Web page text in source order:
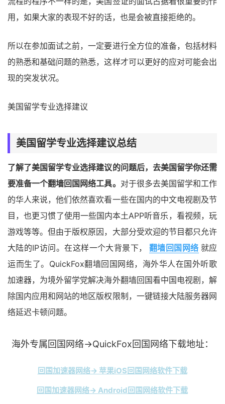
用，如果大家的表现不好的话，也是会被直接拒绝的。
所以在参加面试之前，一定要进行全方位的准备，包括材料
的熟悉和基础问题的熟悉，这样才可以更好的应对可能会出
现的突发状况。
美国留学专业选择建议
美国留学专业选择建议总结
了解了美国留学专业选择建议的问题后，去美国留学你还需
要准备一个翻墙回国网络工具。 对于很多去美国留学和工作
的华人来说，他们依然喜欢看一些在国内的中文电视剧及节
目，也更习惯了使用一些国内本土APP听音乐，看视频，玩
游戏等等。但由于版权原因，大部分受欢迎的节目都只允许
大陆的IP访问。在这样一个大背景下，
翻墙回国网络 就应
运而生了。QuickFox翻墙回国网络，海外华人在国外听歌
加速器，为境外留学党解决海外翻墙回国看中国电视剧，解
除国内应用和网站的地区版权限制，一键链接大陆服务器网
络延迟卡顿问题。
海外专属回国网络→QuickFox回国网络下载地址：
回国加速器网络→ 苹果iOS回国网络软件下载
回国加速器网络→ Android回国网络软件下载